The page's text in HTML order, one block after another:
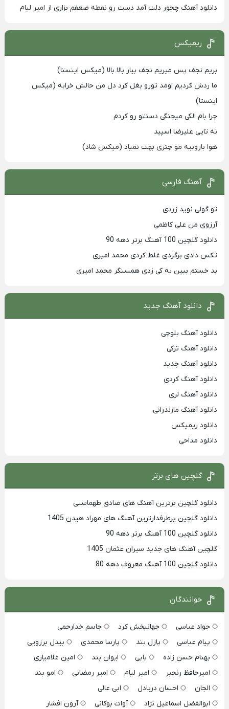
دانلود آهنگ چجور دلت آمد دست رو نقطه ضعفم بزاری از امیر لیام
ریمیکس
بریم نجف پس میریم نجف بیار بالا بالا (میکس اینستا)
ما ردش کردیم اومد تورو بغل کرد دل من حالش خرابه (میکس
اینستا)
چرا بام الکی میجنگی دستتو رو کردم
نه تایی علیرضا اسپید
هوا بارونیه مو چتری بهت نمیاد (میکس شاد)
آهنگ فارسی
تو گولی نوید زردی
آرزوی من علی کاظمی
دانلود گلچین 100 آهنگ برتر دهه 90
تکس دادی برگردی غلط کردی محمد امیری
بد خستم ببین به کی زدی همسنگر محمد امیری
دانلود آهنگ جدید
دانلود آهنگ بلوچی
دانلود آهنگ ترکی
دانلود آهنگ جدید
دانلود آهنگ کردی
دانلود آهنگ لری
دانلود آهنگ مازندرانی
دانلود ریمیکس
دانلود مداحی
گلچین های برتر
دانلود گلچین برترین آهنگ های صادق طهماسبی
دانلود گلچین پرطرفدارترین آهنگ های مهراد هیدن 1405
دانلود گلچین 100 آهنگ برتر دهه 90
گلچین آهنگ های جدید سیران عثمان 1405
دانلود گلچین 100 آهنگ معروف دهه 80
خوانندگان
جواد عباسی جهانبخش کرد
جاسم خدارحمی
پیام عباسی
پازل بند پارسا محمدی
بیدل برزویی
بهنام حسن زاده
بابی ایوان بند
امین غلامیاری
امیرحافظ رنجبر
امیر لیام امیر رمضانی
امو بند
الجان
احسان دریادل
ابی عالی
ابوالفضل اسماعیل نژاد
آوات بوکانی
آرون افشار